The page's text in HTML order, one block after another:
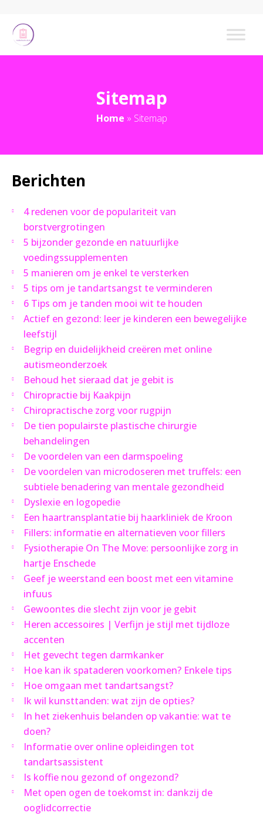
Sitemap
Home » Sitemap
Berichten
4 redenen voor de populariteit van
borstvergrotingen
5 bijzonder gezonde en natuurlijke
voedingssupplementen
5 manieren om je enkel te versterken
5 tips om je tandartsangst te verminderen
6 Tips om je tanden mooi wit te houden
Actief en gezond: leer je kinderen een bewegelijke
leefstijl
Begrip en duidelijkheid creëren met online
autismeonderzoek
Behoud het sieraad dat je gebit is
Chiropractie bij Kaakpijn
Chiropractische zorg voor rugpijn
De tien populairste plastische chirurgie
behandelingen
De voordelen van een darmspoeling
De voordelen van microdoseren met truffels: een
subtiele benadering van mentale gezondheid
Dyslexie en logopedie
Een haartransplantatie bij haarkliniek de Kroon
Fillers: informatie en alternatieven voor fillers
Fysiotherapie On The Move: persoonlijke zorg in
hartje Enschede
Geef je weerstand een boost met een vitamine
infuus
Gewoontes die slecht zijn voor je gebit
Heren accessoires | Verfijn je stijl met tijdloze
accenten
Het gevecht tegen darmkanker
Hoe kan ik spataderen voorkomen? Enkele tips
Hoe omgaan met tandartsangst?
Ik wil kunsttanden: wat zijn de opties?
In het ziekenhuis belanden op vakantie: wat te
doen?
Informatie over online opleidingen tot
tandartsassistent
Is koffie nou gezond of ongezond?
Met open ogen de toekomst in: dankzij de
ooglidcorrectie